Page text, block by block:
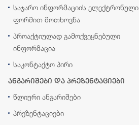
საჯარო ინფორმაციის ელექტრონული
ფორმით მოთხოვნა
პროაქტიულად გამოქვეყნებული
ინფორმაცია
საკონტაქტო პირი
ანგარიშები და პრეზენტაციები
წლიური ანგარიშები
პრეზენტაციები